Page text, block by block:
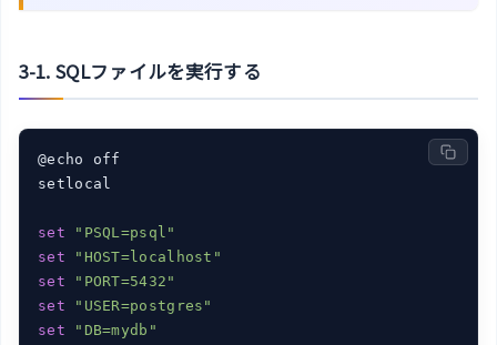
3-1. SQLファイルを実行する
@echo off
setlocal
set
"PSQL=psql"
set
"HOST=localhost"
set
"PORT=5432"
set
"USER=postgres"
set
"DB=mydb"